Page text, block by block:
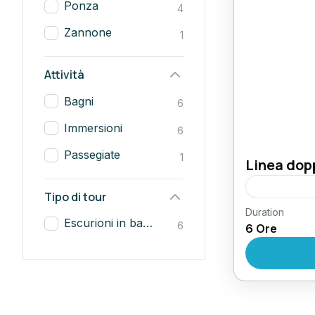
Ponza 4
Zannone 1
Attività
Bagni 6
Immersioni 6
Passegiate 1
Tipo di tour
Escurioni in barca 6
Linea
Ammirare
Aquista il
Duration
6 Ore